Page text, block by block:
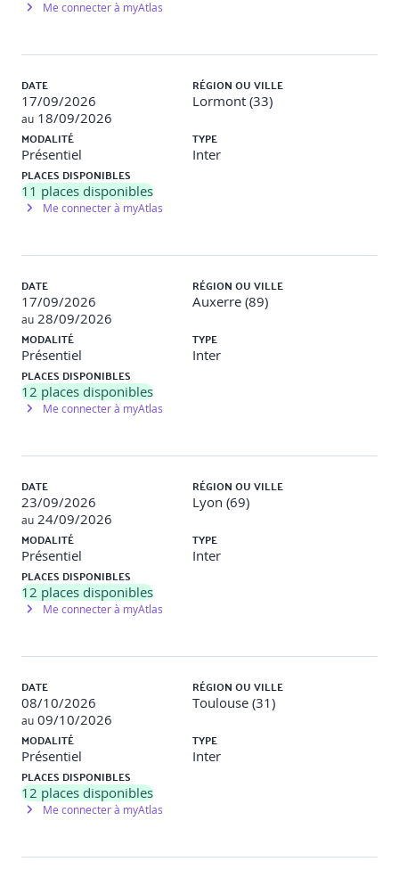
Me connecter à myAtlas
DATE
17/09/2026
au 18/09/2026
RÉGION OU VILLE
Lormont (33)
MODALITÉ
Présentiel
TYPE
Inter
PLACES DISPONIBLES
11 places disponibles
Me connecter à myAtlas
DATE
17/09/2026
au 28/09/2026
RÉGION OU VILLE
Auxerre (89)
MODALITÉ
Présentiel
TYPE
Inter
PLACES DISPONIBLES
12 places disponibles
Me connecter à myAtlas
DATE
23/09/2026
au 24/09/2026
RÉGION OU VILLE
Lyon (69)
MODALITÉ
Présentiel
TYPE
Inter
PLACES DISPONIBLES
12 places disponibles
Me connecter à myAtlas
DATE
08/10/2026
au 09/10/2026
RÉGION OU VILLE
Toulouse (31)
MODALITÉ
Présentiel
TYPE
Inter
PLACES DISPONIBLES
12 places disponibles
Me connecter à myAtlas